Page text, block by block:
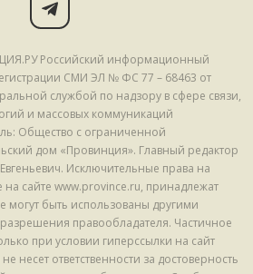
Российский информационный
СМИ ЭЛ № ФС 77 – 68463 от
службой по надзору в сфере связи,
и массовых коммуникаций
Общество с ограниченной
дом «Провинция». Главный редактор
Исключительные права на
сайте www.province.ru, принадлежат
быть использованы другими
правообладателя. Частичное
при условии гиперссылки на сайт
несет ответственности за достоверность